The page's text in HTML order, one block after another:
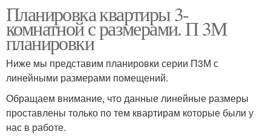
Планировка квартиры 3-
комнатной с размерами. П 3М
планировки
Ниже мы представим планировки серии П3М с
линейными размерами помещений.
Обращаем внимание, что данные линейные размеры
проставлены только по тем квартирам которые были у
нас в работе.